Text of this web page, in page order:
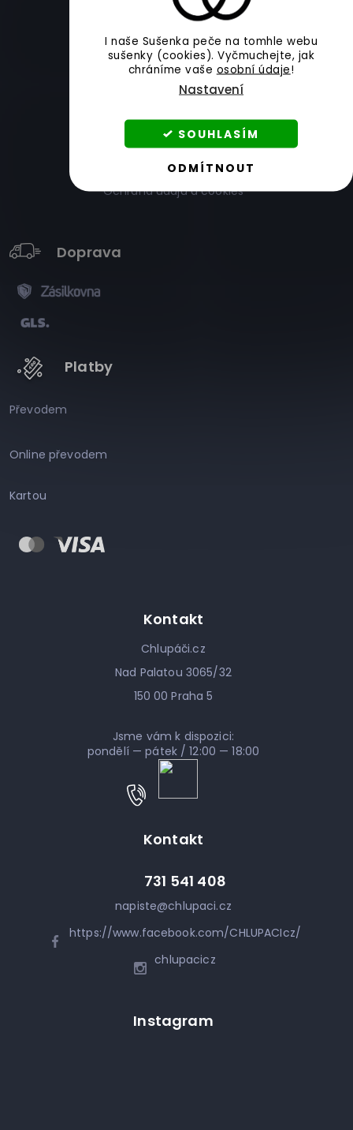
I naše Sušenka peče na tomhle webu
sušenky (cookies).Vyčmuchejte, jak
chráníme vaše osobní údaje!
Nastavení
ODMÍTNOUT
SOUHLASÍM
Jak nás hodnotíte
Platba a dodání
Jak reklamovat
Obchodní podmínky
Ochrana údajů a cookies
Doprava
Platby
Převodem
Online převodem
Kartou
Kontakt
Chlupáči.cz
Nad Palatou 3065/32
150 00 Praha 5
Jsme vám k dispozici:
pondělí — pátek / 12:00 — 18:00
Kontakt
napiste@chlupaci.cz
731 541 408
https://www.facebook.com/CHLUPACIcz/
chlupacicz
Instagram